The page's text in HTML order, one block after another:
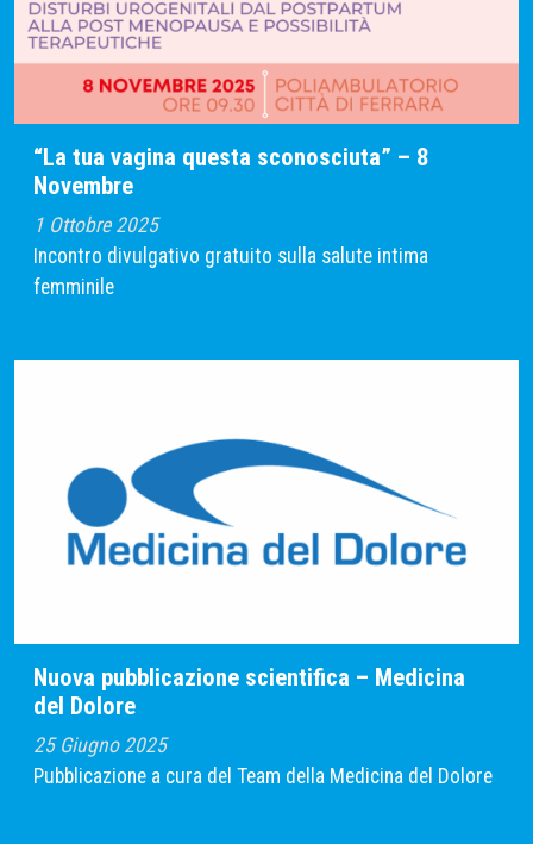
“La tua vagina questa sconosciuta” – 8
Novembre
1 Ottobre 2025
Incontro divulgativo gratuito sulla salute intima
femminile
Nuova pubblicazione scientifica – Medicina
del Dolore
25 Giugno 2025
Pubblicazione a cura del Team della Medicina del Dolore